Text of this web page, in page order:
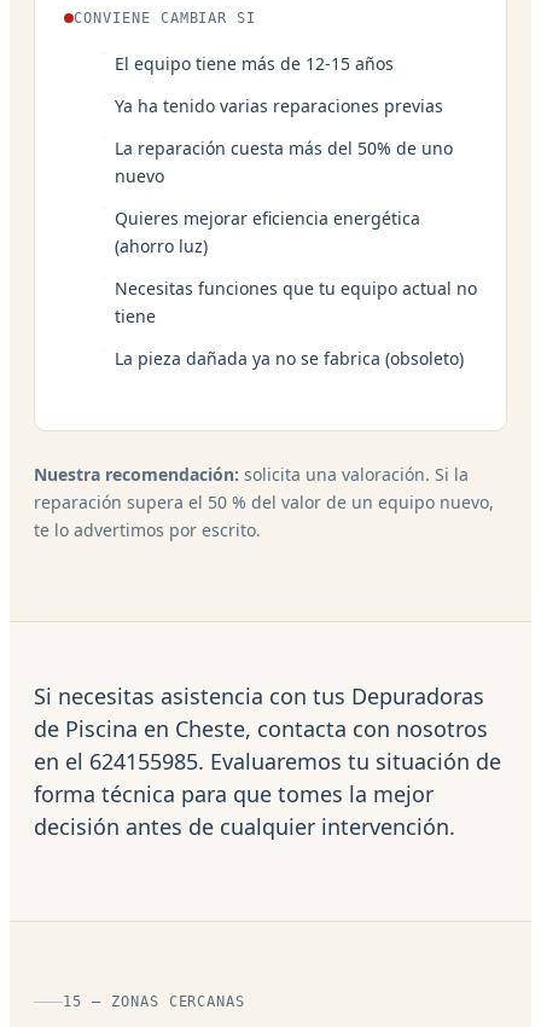
CONVIENE CAMBIAR SI
El equipo tiene más de 12-15 años
Ya ha tenido varias reparaciones previas
La reparación cuesta más del 50% de uno
nuevo
Quieres mejorar eficiencia energética
(ahorro luz)
Necesitas funciones que tu equipo actual no
tiene
La pieza dañada ya no se fabrica (obsoleto)
Nuestra recomendación: solicita una valoración. Si la
reparación supera el 50 % del valor de un equipo nuevo,
te lo advertimos por escrito.
Si necesitas asistencia con tus Depuradoras
de Piscina en Cheste, contacta con nosotros
en el 624155985. Evaluaremos tu situación de
forma técnica para que tomes la mejor
decisión antes de cualquier intervención.
15 — ZONAS CERCANAS